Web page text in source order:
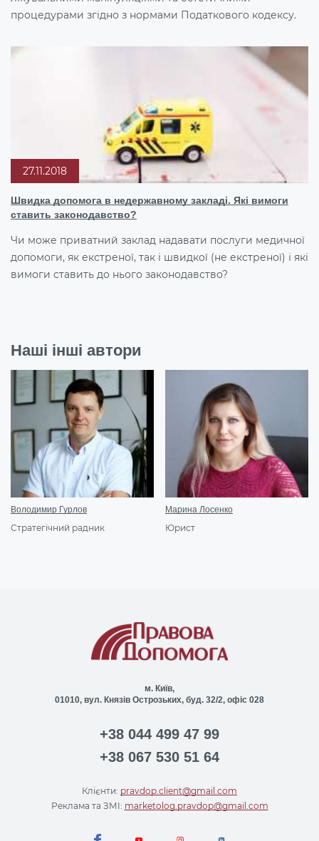
процедурами згідно з нормами Податкового кодексу.
27.11.2018
Швидка допомога в недержавному закладі. Які вимоги
ставить законодавство?
Чи може приватний заклад надавати послуги медичної
допомоги, як екстреної, так і швидкої (не екстреної) і які
вимоги ставить до нього законодавство?
Наші інші автори
Володимир Гурлов
Стратегічний радник
Марина Лосенко
Юрист
м. Київ,
01010, вул. Князів Острозьких, буд. 32/2, офіс 028
+38 044 499 47 99
+38 067 530 51 64
Клієнти: pravdop.client@gmail.com
Реклама та ЗМІ: marketolog.pravdop@gmail.com